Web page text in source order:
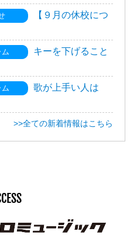
【９月の休校につ
キーを下げること
歌が上手い人は
>>全ての新着情報はこちら